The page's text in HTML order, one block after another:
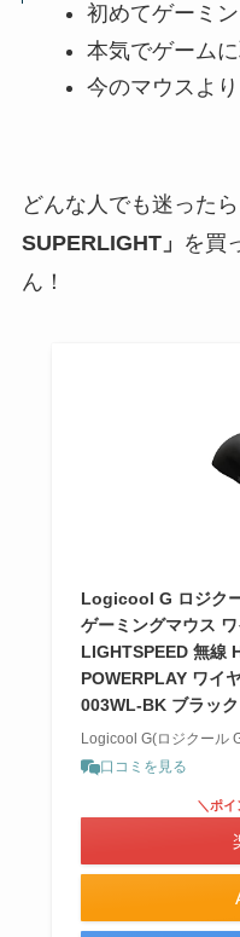
初めてゲーミ
本気でゲーム
今のマウスよ
どんな人でも迷ったら
SUPERLIGHT」 を買
ん！
Logicool G ロジク
ゲーミングマウス
LIGHTSPEED 無線
POWERPLAY ワイ
003WL-BK ブラッ
Logicool G(ロジクール
口コミを見る
＼ポイ